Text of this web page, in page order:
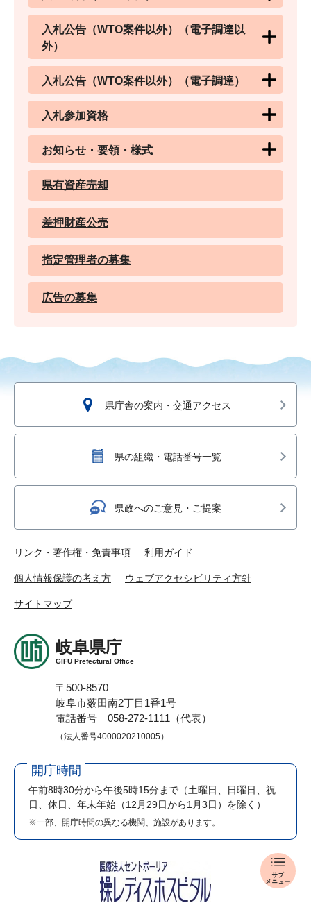
入
札
入札公告（WTO案件以外）（電子調達以
外）
入札公告（WTO案件以外）（電子調達）
入札参加資格
お知らせ・要領・様式
県有資産売却
差押財産公売
指定管理者の募集
広告の募集
県庁舎の案内・交通アクセス
県の組織・電話番号一覧
県政へのご意見・ご提案
リンク・著作権・免責事項 利用ガイド
個人情報保護の考え方 ウェブアクセシビリティ方針
サイトマップ
岐阜県庁
GIFU Prefectural Office
〒500-8570
岐阜市薮田南2丁目1番1号
電話番号 058-272-1111（代表）
（法人番号4000020210005）
開庁時間
午前8時30分から午後5時15分まで （土曜日、日曜日、祝
日、休日、年末年始（12月29日から1月3日）を除く）
※一部、開庁時間の異なる機関、施設があります。